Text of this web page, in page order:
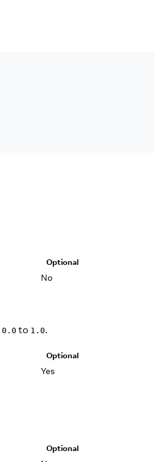
Optional
No
0.0 to 1.0.
Optional
Yes
Optional